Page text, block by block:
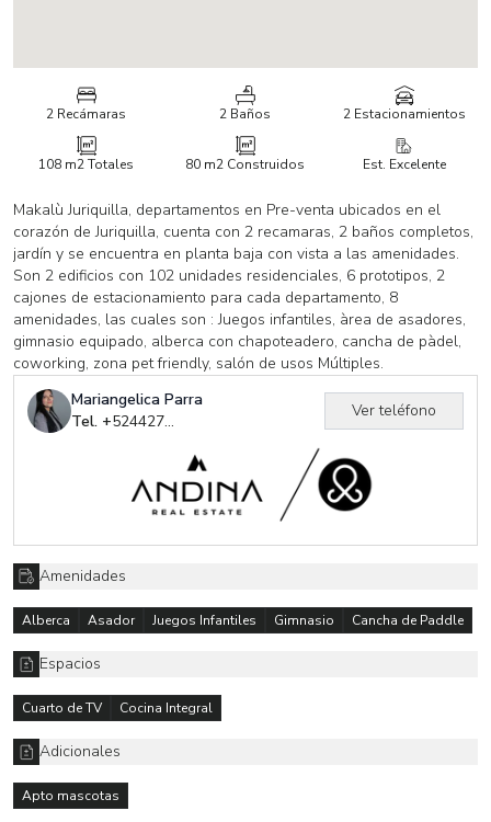
2 Recámaras 2 Baños 2 Estacionamientos
108 m2Totales 80 m2 Construidos Est. Excelente
Makalù Juriquilla, departamentos en Pre-venta ubicados en el
corazón de Juriquilla, cuenta con 2 recamaras, 2 baños completos,
jardín y se encuentra en planta baja con vista a las amenidades.
Son 2 edificios con 102 unidades residenciales, 6 prototipos, 2
cajones de estacionamiento para cada departamento, 8
amenidades, las cuales son : Juegos infantiles, àrea de asadores,
gimnasio equipado, alberca con chapoteadero, cancha de pàdel,
coworking, zona pet friendly, salón de usos Múltiples.
Mariangelica Parra
Tel. +524427945368
Ver teléfono
Amenidades
Alberca Asador Juegos Infantiles Gimnasio Cancha de Paddle
Espacios
Cuarto de TV Cocina Integral
Adicionales
Apto mascotas